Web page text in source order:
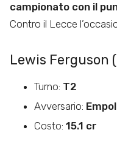
campionato con il
Contro il Lecce
Lewis Ferguson
Turno: T2
Avversario:
Costo: 15.1 cr